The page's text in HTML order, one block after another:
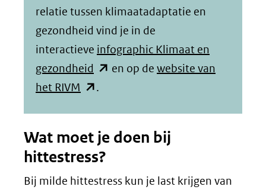
relatie tussen klimaatadaptatie en
gezondheid vind je in de
interactieve infographic Klimaat en
gezondheid (opent
in
(verwijst
naar
een
en op de website van
het RIVM (opent
venster)
(verwijst
naar
.
Wat moet je doen bij
hittestress?
Bij milde hittestress kun je last krijgen van